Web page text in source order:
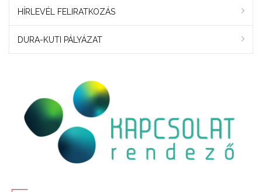
HÍRLEVÉL FELIRATKOZÁS
DURA-KUTI PÁLYÁZAT